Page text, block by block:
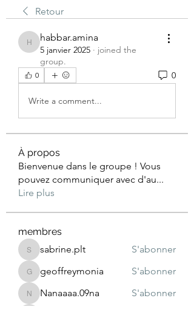
Retour
habbar.amina
habbar.amina
5 janvier 2025 · joined the
group.
0 0
Write a comment...
À propos
Bienvenue dans le groupe ! Vous
pouvez communiquer avec d'au...
Lire plus
membres
sabrine.plt
sabrine.plt S'abonner
geoffreymonia
geoffreymonia S'abonner
Nanaaaa.09na
Nanaaaa.09na S'abonner